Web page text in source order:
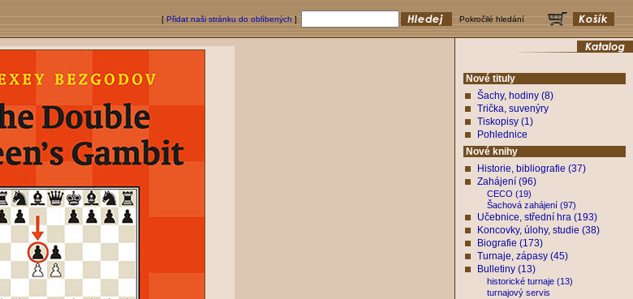
[ Přidat naši stránku do oblíbených ] Pokročilé hledání
Nové tituly
Šachy, hodiny (8)
Trička, suvenýry
Tiskopisy (1)
Pohlednice
Nové knihy
Historie, bibliografie (37)
Zahájení (96)
CECO (19)
Šachová zahájení (97)
Učebnice, střední hra (193)
Koncovky, úlohy, studie (38)
Biografie (173)
Turnaje, zápasy (45)
Bulletiny (13)
historické turnaje (13)
turnajový servis